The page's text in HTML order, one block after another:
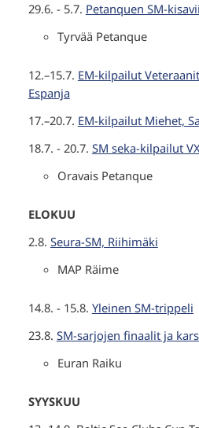
29.6. - 5.7. Petanquen SM-
Tyrvää Petanque
12.–15.7. EM-kilpailut
Espanja
17.–20.7. EM-kilpailut Miehet,
18.7. - 20.7. SM seka-kilpailut
Oravais Petanque
ELOKUU
2.8. Seura-SM, Riihimäki
MAP Räime
14.8. - 15.8. Yleinen SM-trippeli
23.8. SM-sarjojen finaalit ja
Euran Raiku
SYYSKUU